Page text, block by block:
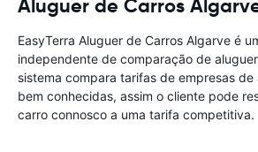
Aluguer de Carros
EasyTerra Aluguer de Carros Algarve é
independente de comparação de
sistema compara tarifas de empresas
bem conhecidas, assim o cliente pode
carro connosco a uma tarifa competitiva.